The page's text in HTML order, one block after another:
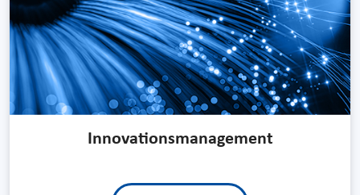
Innovationsmanagement